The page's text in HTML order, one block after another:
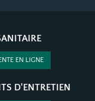
EN LIGNE
D'ENTRETIEN